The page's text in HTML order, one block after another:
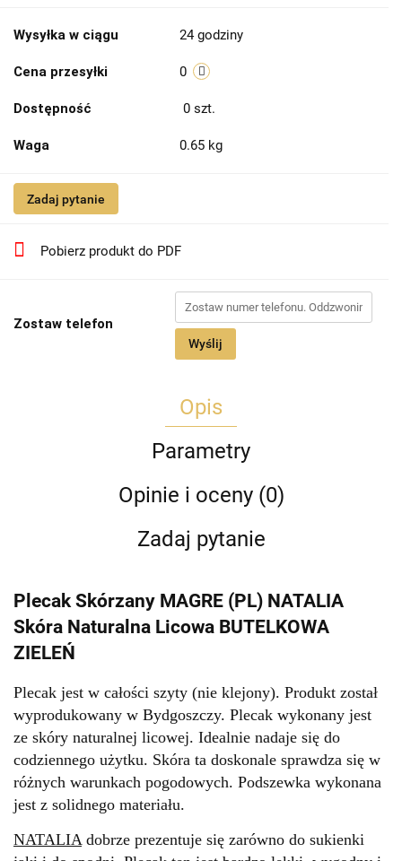
Wysyłka w ciągu 24 godziny
Cena przesyłki 0
Dostępność 0 szt.
Waga 0.65 kg
Zadaj pytanie
Pobierz produkt do PDF
Zostaw telefon
Wyślij
Opis
Parametry
Opinie i oceny (0)
Zadaj pytanie
Plecak Skórzany MAGRE (PL) NATALIA
Skóra Naturalna Licowa BUTELKOWA
ZIELEŃ
Plecak jest w całości szyty (nie klejony). Produkt został
wyprodukowany w Bydgoszczy. Plecak wykonany jest
ze skóry naturalnej licowej. Idealnie nadaje się do
codziennego użytku. Skóra ta doskonale sprawdza się w
różnych warunkach pogodowych. Podszewka wykonana
jest z solidnego materiału.
NATALIAdobrze prezentuje się zarówno do sukienki